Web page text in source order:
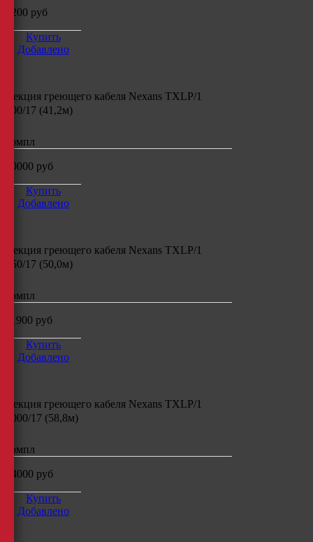
9200 руб
Купить
Добавлено
Секция греющего кабеля Nexans TXLP/1
700/17 (41,2м)
компл
10000 руб
Купить
Добавлено
Секция греющего кабеля Nexans TXLP/1
850/17 (50,0м)
компл
11900 руб
Купить
Добавлено
Секция греющего кабеля Nexans TXLP/1
1000/17 (58,8м)
компл
14000 руб
Купить
Добавлено